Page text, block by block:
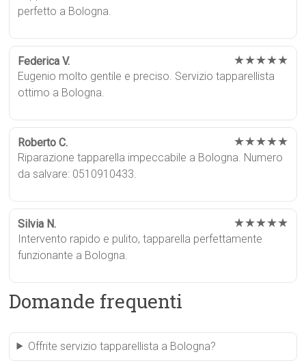
perfetto a Bologna.
Federica V. ★★★★★
Eugenio molto gentile e preciso. Servizio tapparellista
ottimo a Bologna.
Roberto C. ★★★★★
Riparazione tapparella impeccabile a Bologna. Numero
da salvare: 0510910433.
Silvia N. ★★★★★
Intervento rapido e pulito, tapparella perfettamente
funzionante a Bologna.
Domande frequenti
Offrite servizio tapparellista a Bologna?